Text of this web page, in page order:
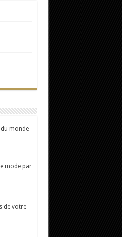
du monde
mode par
de votre